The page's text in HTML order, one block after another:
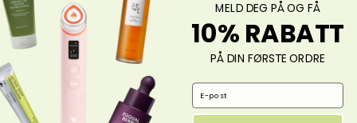
Produktanmeldelser
fra 0 vurderinger
MELD DEG PÅ OG FÅ
10% RABATT
PÅ DIN FØRSTE ORDRE
Email Address